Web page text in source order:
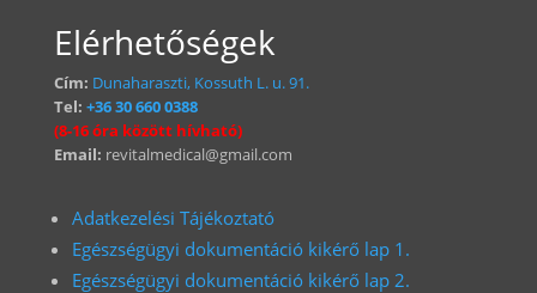
Elérhetőségek
Cím: Dunaharaszti, Kossuth L. u. 91.
Tel: +36 30 660 0388
(8-16 óra között hívható)
Email: revitalmedical@gmail.com
Adatkezelési Tájékoztató
Egészségügyi dokumentáció kikérő lap 1.
Egészségügyi dokumentáció kikérő lap 2.